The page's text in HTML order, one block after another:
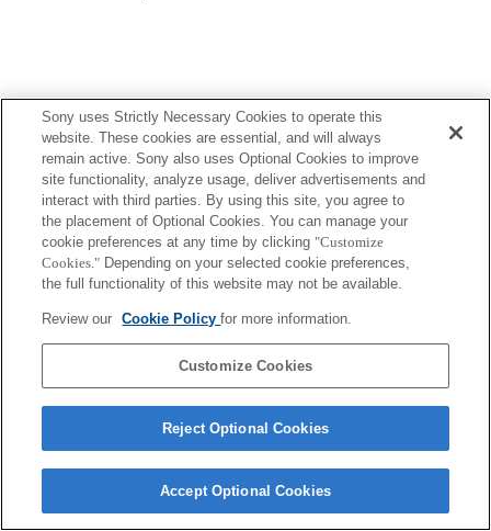
Copyright 2026 Sony Corporation
Sony uses Strictly Necessary Cookies to operate this
website. These cookies are essential, and will always
remain active. Sony also uses Optional Cookies to improve
site functionality, analyze usage, deliver advertisements and
interact with third parties. By using this site, you agree to
the placement of Optional Cookies. You can manage your
cookie preferences at any time by clicking "Customize
Cookies." Depending on your selected cookie preferences,
the full functionality of this website may not be available.
Review our Cookie Policyfor more information.
Customize Cookies
Reject Optional Cookies
Accept Optional Cookies